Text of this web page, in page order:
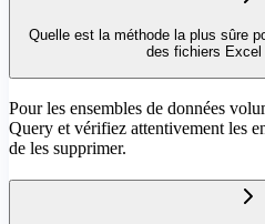
Quelle est la méthode la plus sûre
des fichiers Excel
Pour les ensembles de données
Query et vérifiez attentivement les
de les supprimer.